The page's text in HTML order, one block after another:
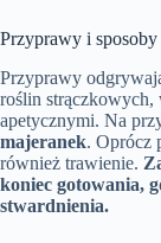
Przyprawy i sposoby
Przyprawy
roślin strączkowych,
apetycznymi. Na
majeranek. Oprócz
również trawienie.
koniec gotowania,
stwardnienia.